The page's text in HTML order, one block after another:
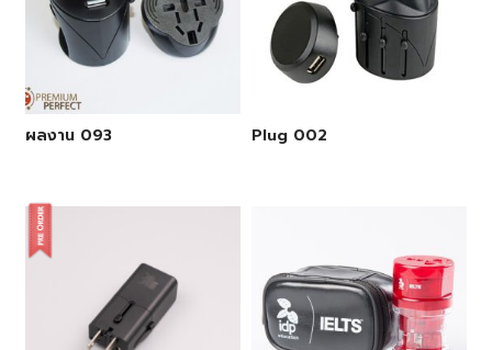
ผลงาน 093 Plug 002